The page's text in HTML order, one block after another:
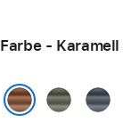
Farbe - Karamell
Silbergrau
Navy